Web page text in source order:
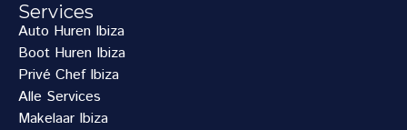
Services
Auto Huren Ibiza
Boot Huren Ibiza
Privé Chef Ibiza
Alle Services
Makelaar Ibiza